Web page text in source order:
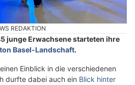
REDAKTION
junge Erwachsene starteten ihre
Basel-Landschaft.
Einblick in die verschiedenen
durfte dabei auch ein Blick hinter